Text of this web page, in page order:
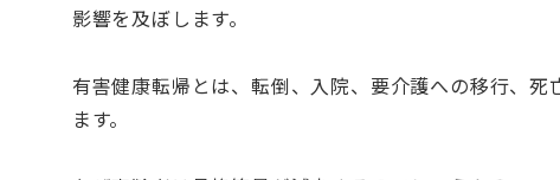
影響を及ぼします。
有害健康転帰とは、転倒、入院、要介護への移行、
ます。